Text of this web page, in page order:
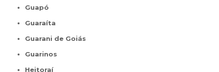
Guapó
Guaraíta
Guarani de Goiás
Guarinos
Heitoraí